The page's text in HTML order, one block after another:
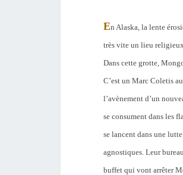
En Alaska, la lente
très vite un lieu
Dans cette grotte,
C’est un Marc Coletis
l’avènement d’un
se consument dans les
se lancent dans une
agnostiques. Leur
buffet qui vont arrêter